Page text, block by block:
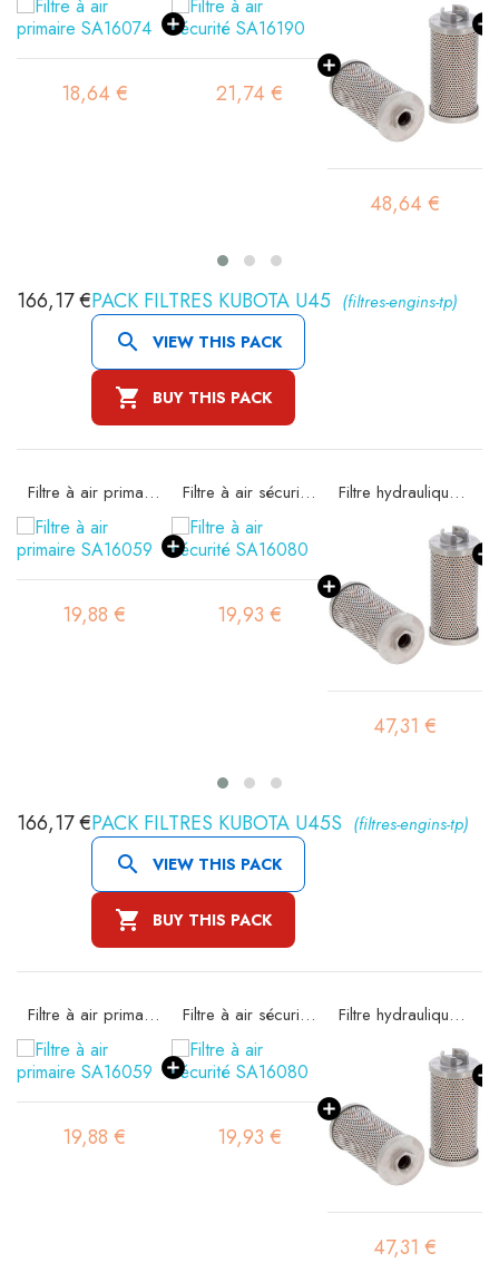
18,64 € 21,74 €
48,64 €
PACK FILTRES KUBOTA U45 (filtres-engins-tp)
 VIEW THIS PACK
 BUY THIS PACK
166,17 €
Filtre à air primaire SA16059
19,88 €
Filtre à air sécurité SA16080
19,93 €
Filtre hydraulique SH60116
47,31 €
PACK FILTRES KUBOTA U45S (filtres-engins-tp)
 VIEW THIS PACK
 BUY THIS PACK
166,17 €
Filtre à air primaire SA16059
19,88 €
Filtre à air sécurité SA16080
19,93 €
Filtre hydraulique SH60116
47,31 €